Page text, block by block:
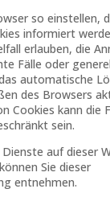
so einstellen,
informiert
erlauben, die
Fälle oder
automatische
des Browsers
Cookies kann die
sein.
auf dieser
Sie dieser
entnehmen.